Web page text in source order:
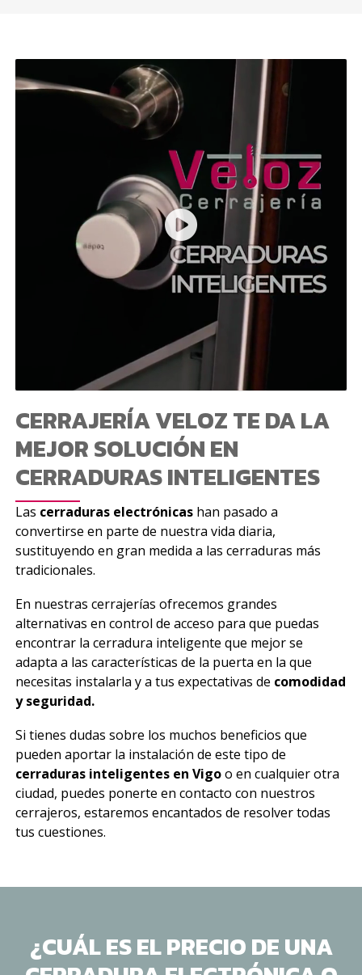
CERRAJERÍA VELOZ TE DA LA
MEJOR SOLUCIÓN EN
CERRADURAS INTELIGENTES
Las cerraduras electrónicashan pasado a
convertirse en parte de nuestra vida diaria,
sustituyendo en gran medida a las cerraduras más
tradicionales.
En nuestras cerrajerías ofrecemos grandes
alternativas en control de acceso para que puedas
encontrar la cerradura inteligente que mejor se
adapta a las características de la puerta en la que
necesitas instalarla y a tus expectativas de comodidad
y seguridad.
Si tienes dudas sobre los muchos beneficios que
pueden aportar la instalación de este tipo de
cerraduras inteligentes en Vigoo en cualquier otra
ciudad, puedes ponerte en contacto con nuestros
cerrajeros, estaremos encantados de resolver todas
tus cuestiones.
¿CUÁL ES EL PRECIO DE UNA